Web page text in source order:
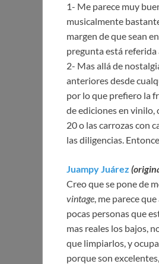
1- Me parece muy
musicalmente
margen de que sean
pregunta está
2- Mas allá de
anteriores desde
por lo que prefiero la
de ediciones en vinilo,
20 o las carrozas con
las diligencias.
Juampy Juárez
Creo que se pone de
vintage, me parece
pocas personas que
mas reales los bajos,
que limpiarlos, y
porque son